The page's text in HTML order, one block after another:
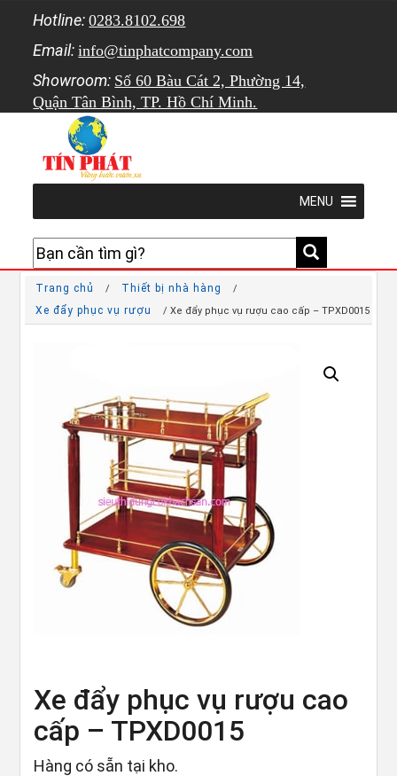
Hotline: 0283.8102.698
Email: info@tinphatcompany.com
Showroom: Số 60 Bàu Cát 2, Phường 14,
Quận Tân Bình, TP. Hồ Chí Minh.
MENU
Trang chủ / Thiết bị nhà hàng /
Xe đẩy phục vụ rượu / Xe đẩy phục vụ rượu cao cấp – TPXD0015
Xe đẩy phục vụ rượu cao
cấp – TPXD0015
Hàng có sẵn tại kho.